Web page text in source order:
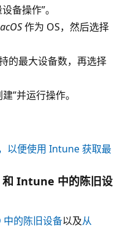
备操作”。
作为 OS，然后选择
的最大设备数，再选择
”并运行操作。
以便使用 Intune 获取最
Intune 中的陈旧设
的陈旧设备以及从